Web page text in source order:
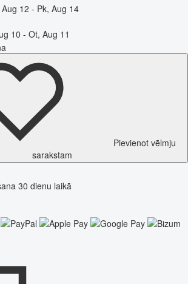
Aug 12 - Pk, Aug 14
10 - Ot, Aug 11
Pievienot vēlmju
sarakstam
30 dienu laikā